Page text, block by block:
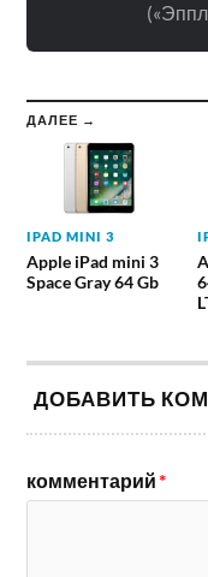
ДАЛЕЕ →
IPAD MINI 3
Apple iPad mini 3
Space Gray 64 Gb
ДОБАВИТЬ
комментарий*